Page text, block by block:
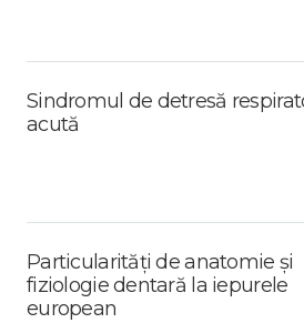
Sindromul de detresă
acută
Particularități de anatomie și
fiziologie dentară la iepurele
european